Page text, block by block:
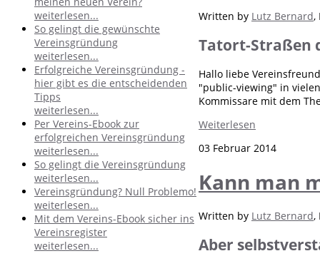
weiterlesen...
So gelingt die gewünschte
Vereinsgründung
weiterlesen...
Erfolgreiche Vereinsgründung -
hier gibt es die entscheidenden
Tipps
weiterlesen...
Per Vereins-Ebook zur
erfolgreichen Vereinsgründung
weiterlesen...
So gelingt die Vereinsgründung
weiterlesen...
Vereinsgründung? Null Problemo!
weiterlesen...
Mit dem Vereins-Ebook sicher ins
Vereinsregister
weiterlesen...
Written by Lutz Bernard,
Tatort-Straßen
Hallo liebe
"public-viewing" in
Kommissare mit dem
Weiterlesen
03 Februar 2014
Kann man
Written by Lutz Bernard,
Aber